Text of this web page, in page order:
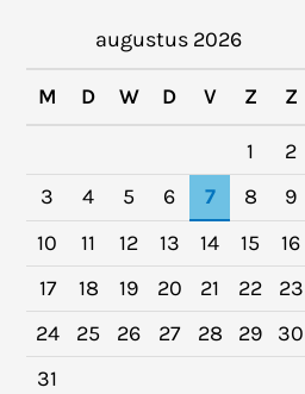
augustus 2026
M D W D V Z Z
1
2
3
4 5 6 7 8
9
10
11 12 13 14 15
16
17
18 19 20 21 22
23
24
25 26 27 28 29
30
31